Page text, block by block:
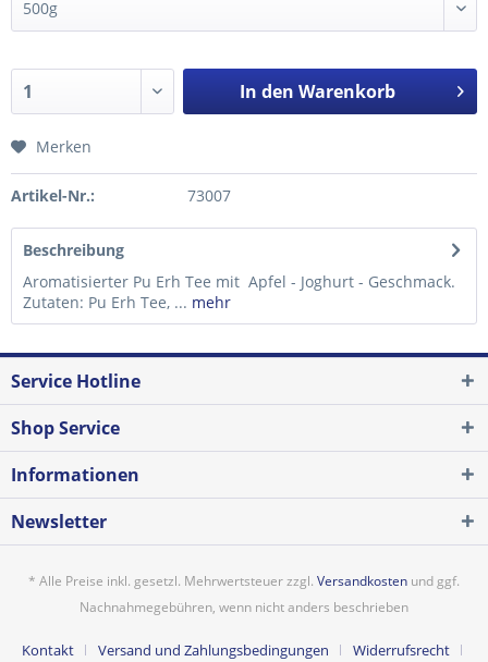
In den Warenkorb
Merken
Artikel-Nr.: 73007
Beschreibung
Aromatisierter Pu Erh Tee mit Apfel - Joghurt - Geschmack.
Zutaten: Pu Erh Tee, ... mehr
Service Hotline
Shop Service
Informationen
Newsletter
* Alle Preise inkl. gesetzl. Mehrwertsteuer zzgl. Versandkosten und ggf.
Nachnahmegebühren, wenn nicht anders beschrieben
Kontakt Versand und Zahlungsbedingungen Widerrufsrecht